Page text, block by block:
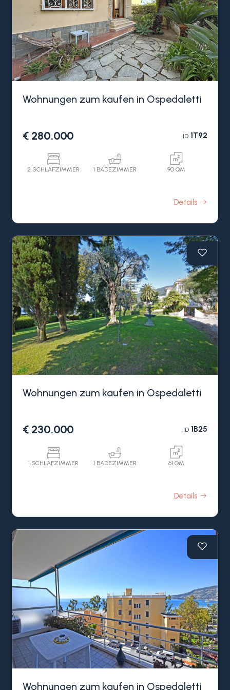
Wohnungen zum kaufen in Ospedaletti
€ 280.000 ID1T92
2 SCHLAFZIMMER 1 BADEZIMMER 90 QM
Details
Wohnungen zum kaufen in Ospedaletti
€ 230.000 ID1B25
1 SCHLAFZIMMER 1 BADEZIMMER 61 QM
Details
Wohnungen zum kaufen in Ospedaletti